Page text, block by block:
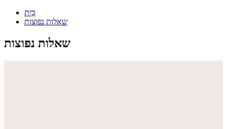
בַּיִת
שאלות נפוצות
שאלות נפוצות